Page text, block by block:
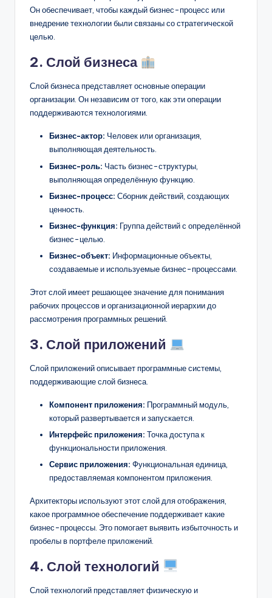
Он обеспечивает, чтобы каждый бизнес-процесс или
внедрение технологии были связаны со стратегической
целью.
2. Слой бизнеса
Слой бизнеса представляет основные операции
организации. Он независим от того, как эти операции
поддерживаются технологиями.
Бизнес-актор: Человек или организация,
выполняющая деятельность.
Бизнес-роль: Часть бизнес-структуры,
выполняющая определённую функцию.
Бизнес-процесс: Сборник действий, создающих
ценность.
Бизнес-функция: Группа действий с определённой
бизнес-целью.
Бизнес-объект: Информационные объекты,
создаваемые и используемые бизнес-процессами.
Этот слой имеет решающее значение для понимания
рабочих процессов и организационной иерархии до
рассмотрения программных решений.
3. Слой приложений
Слой приложений описывает программные системы,
поддерживающие слой бизнеса.
Компонент приложения: Программный модуль,
который развертывается и запускается.
Интерфейс приложения: Точка доступа к
функциональности приложения.
Сервис приложения: Функциональная единица,
предоставляемая компонентом приложения.
Архитекторы используют этот слой для отображения,
какое программное обеспечение поддерживает какие
бизнес-процессы. Это помогает выявить избыточность и
пробелы в портфеле приложений.
4. Слой технологий
Слой технологий представляет физическую и